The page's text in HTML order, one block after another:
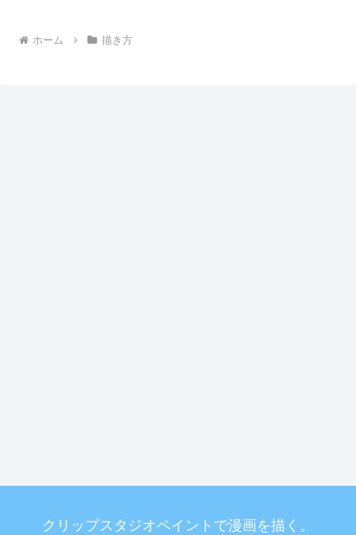
ホーム 描き方
クリップスタジオペイントで漫画を描く。